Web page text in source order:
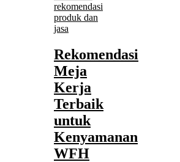
rekomendasi
produk dan
jasa
Rekomendasi
Meja
Kerja
Terbaik
untuk
Kenyamanan
WFH